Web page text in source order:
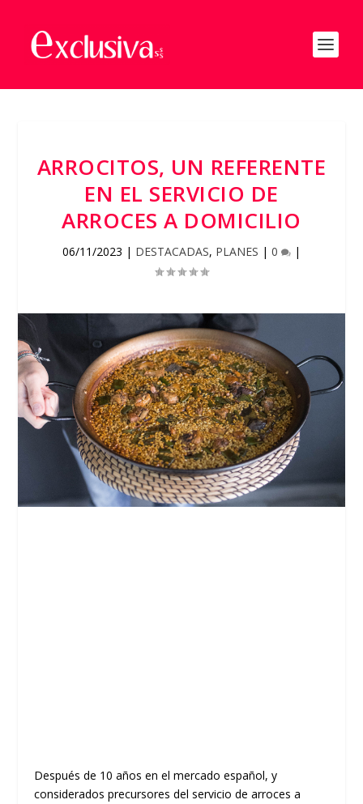
ARROCITOS, UN REFERENTE
EN EL SERVICIO DE
ARROCES A DOMICILIO
06/11/2023 | DESTACADAS, PLANES | 0 |
Después de 10 años en el mercado español, y
considerados precursores del servicio de arroces a